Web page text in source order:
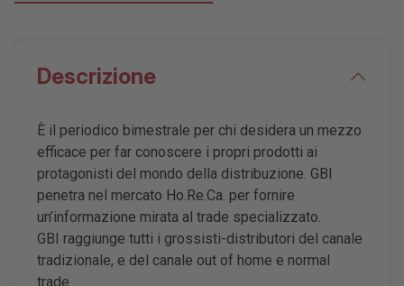
Descrizione
È il periodico bimestrale per chi desidera un mezzo
efficace per far conoscere i propri prodotti ai
protagonisti del mondo della distribuzione. GBI
penetra nel mercato Ho.Re.Ca. per fornire
un’informazione mirata al trade specializzato.
GBI raggiunge tutti i grossisti-distributori del canale
tradizionale, e del canale out of home e normal
trade.